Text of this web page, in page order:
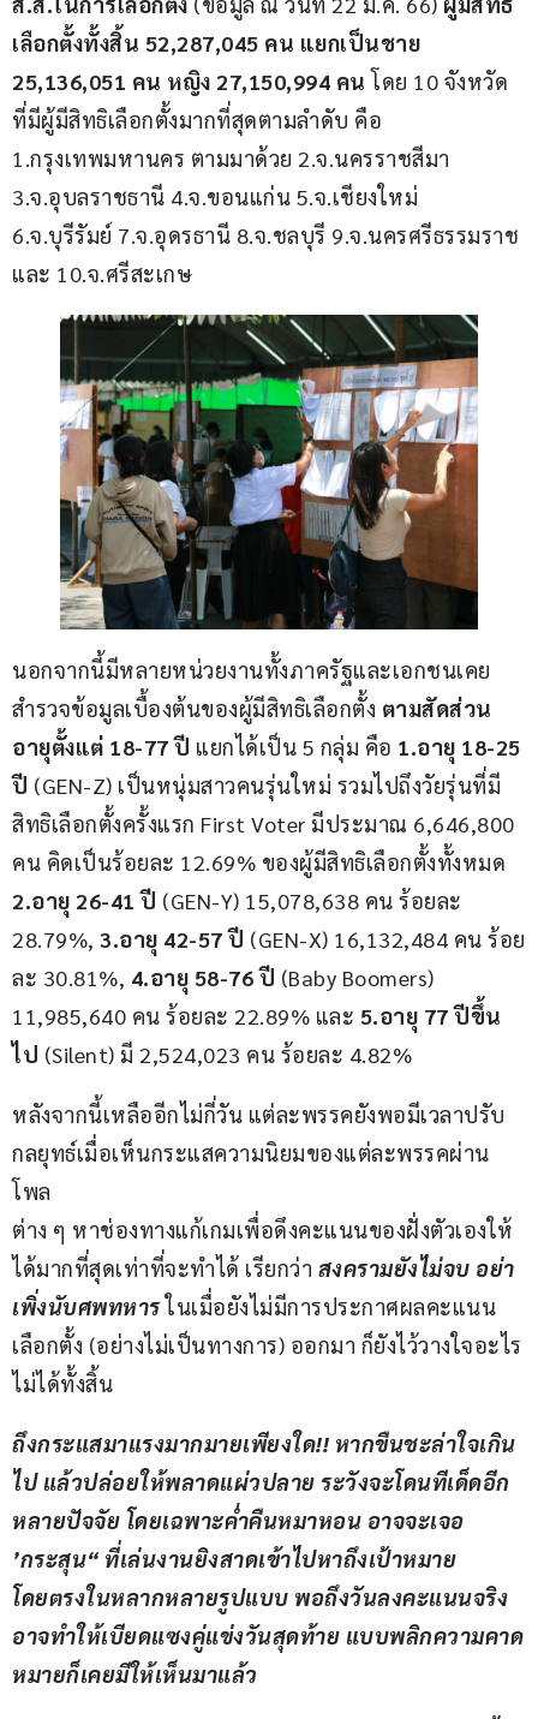
เลือกตั้งทั้งสิ้น 52,287,045 คน แยกเป็นชาย
25,136,051 คน หญิง 27,150,994 คน โดย 10 จังหวัด
ที่มีผู้มีสิทธิเลือกตั้งมากที่สุดตามลำดับ คือ
1.กรุงเทพมหานคร ตามมาด้วย 2.จ.นครราชสีมา
3.จ.อุบลราชธานี 4.จ.ขอนแก่น 5.จ.เชียงใหม่
6.จ.บุรีรัมย์ 7.จ.อุดรธานี 8.จ.ชลบุรี 9.จ.นครศรีธรรมราช
และ 10.จ.ศรีสะเกษ
นอกจากนี้มีหลายหน่วยงานทั้งภาครัฐและเอกชนเคย
สำรวจข้อมูลเบื้องต้นของผู้มีสิทธิเลือกตั้ง ตามสัดส่วน
อายุตั้งแต่ 18-77 ปี แยกได้เป็น 5 กลุ่ม คือ 1.อายุ 18-25
ปี (GEN-Z) เป็นหนุ่มสาวคนรุ่นใหม่ รวมไปถึงวัยรุ่นที่มี
สิทธิเลือกตั้งครั้งแรก First Voter มีประมาณ 6,646,800
คน คิดเป็นร้อยละ 12.69% ของผู้มีสิทธิเลือกตั้งทั้งหมด
2.อายุ 26-41 ปี (GEN-Y) 15,078,638 คน ร้อยละ
28.79%, 3.อายุ 42-57 ปี (GEN-X) 16,132,484 คน ร้อย
ละ 30.81%, 4.อายุ 58-76 ปี (Baby Boomers)
11,985,640 คน ร้อยละ 22.89% และ 5.อายุ 77 ปีขึ้น
ไป (Silent) มี 2,524,023 คน ร้อยละ 4.82%
หลังจากนี้เหลืออีกไม่กี่วัน แต่ละพรรคยังพอมีเวลาปรับ
กลยุทธ์เมื่อเห็นกระแสความนิยมของแต่ละพรรคผ่าน
โพล
ต่าง ๆ หาช่องทางแก้เกมเพื่อดึงคะแนนของฝั่งตัวเองให้
ได้มากที่สุดเท่าที่จะทำได้ เรียกว่า สงครามยังไม่จบ อย่า
เพิ่งนับศพทหาร ในเมื่อยังไม่มีการประกาศผลคะแนน
เลือกตั้ง (อย่างไม่เป็นทางการ) ออกมา ก็ยังไว้วางใจอะไร
ไม่ได้ทั้งสิ้น
ถึงกระแสมาแรงมากมายเพียงใด!! หากขืนชะล่าใจเกิน
ไป แล้วปล่อยให้พลาดแผ่วปลาย ระวังจะโดนทีเด็ดอีก
หลายปัจจัย โดยเฉพาะค่ำคืนหมาหอน อาจจะเจอ
’กระสุน“ ที่เล่นงานยิงสาดเข้าไปหาถึงเป้าหมาย
โดยตรงในหลากหลายรูปแบบ พอถึงวันลงคะแนนจริง
อาจทำให้เบียดแซงคู่แข่งวันสุดท้าย แบบพลิกความคาด
หมายก็เคยมีให้เห็นมาแล้ว